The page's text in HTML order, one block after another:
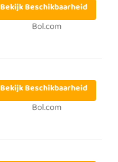
Bekijk Beschikbaarheid
Bol.com
Bekijk Beschikbaarheid
Bol.com